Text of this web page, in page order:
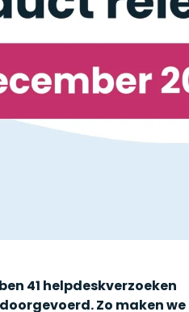
41 helpdeskverzoeken
Zo maken we